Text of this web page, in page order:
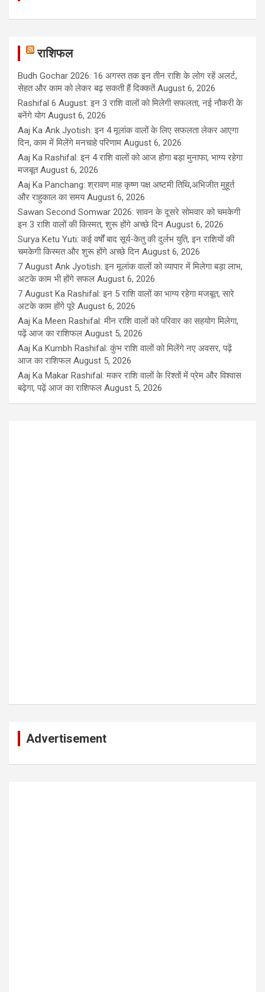
राशिफल
Budh Gochar 2026: 16 अगस्त तक इन तीन राशि के लोग रहें अलर्ट,
सेहत और काम को लेकर बढ़ सकती हैं दिक्कतें August 6, 2026
Rashifal 6 August: इन 3 राशि वालों को मिलेगी सफलता, नई नौकरी के
बनेंगे योग August 6, 2026
Aaj Ka Ank Jyotish: इन 4 मूलांक वालों के लिए सफलता लेकर आएगा
दिन, काम में मिलेंगे मनचाहे परिणाम August 6, 2026
Aaj Ka Rashifal: इन 4 राशि वालों को आज होगा बड़ा मुनाफा, भाग्य रहेगा
मजबूत August 6, 2026
Aaj Ka Panchang: श्रावण माह कृष्ण पक्ष अष्टमी तिथि,अभिजीत मुहूर्त
और राहुकाल का समय August 6, 2026
Sawan Second Somwar 2026: सावन के दूसरे सोमवार को चमकेगी
इन 3 राशि वालों की किस्मत, शुरू होंगे अच्छे दिन August 6, 2026
Surya Ketu Yuti: कई वर्षों बाद सूर्य-केतु की दुर्लभ युति, इन राशियों की
चमकेगी किस्मत और शुरू होंगे अच्छे दिन August 6, 2026
7 August Ank Jyotish: इन मूलांक वालों को व्यापार में मिलेगा बड़ा लाभ,
अटके काम भी होंगे सफल August 6, 2026
7 August Ka Rashifal: इन 5 राशि वालों का भाग्य रहेगा मजबूत, सारे
अटके काम होंगे पूरे August 6, 2026
Aaj Ka Meen Rashifal: मीन राशि वालों को परिवार का सहयोग मिलेगा,
पढ़ें आज का राशिफल August 5, 2026
Aaj Ka Kumbh Rashifal: कुंभ राशि वालों को मिलेंगे नए अवसर, पढ़ें
आज का राशिफल August 5, 2026
Aaj Ka Makar Rashifal: मकर राशि वालों के रिश्तों में प्रेम और विश्वास
बढ़ेगा, पढ़ें आज का राशिफल August 5, 2026
Advertisement